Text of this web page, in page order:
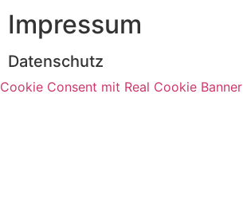
Impressum
Datenschutz
Cookie Consent mit Real Cookie Banner